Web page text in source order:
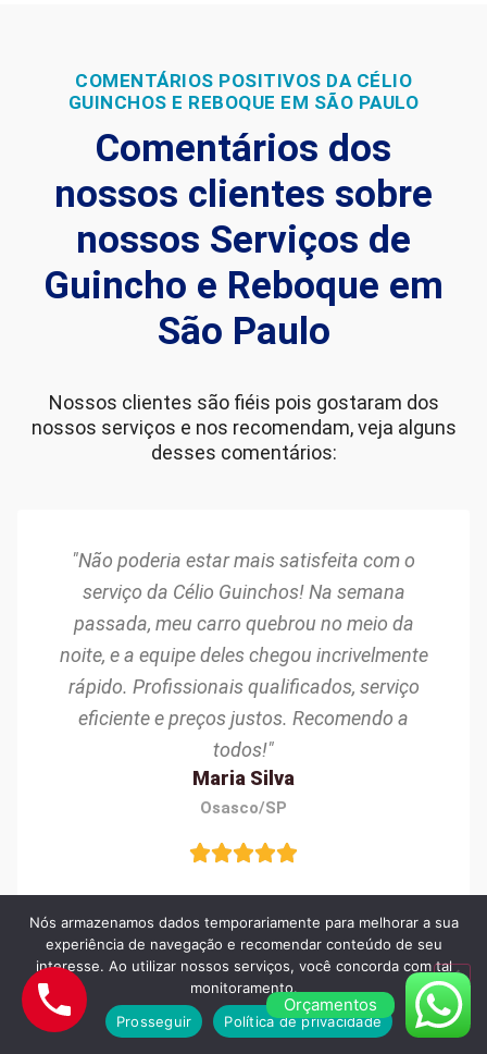
COMENTÁRIOS POSITIVOS DA CÉLIO
GUINCHOS E REBOQUE EM SÃO PAULO
Comentários dos
nossos clientes sobre
nossos Serviços de
Guincho e Reboque em
São Paulo
Nossos clientes são fiéis pois gostaram dos
nossos serviços e nos recomendam, veja alguns
desses comentários:
"Não poderia estar mais satisfeita com o
serviço da Célio Guinchos! Na semana
passada, meu carro quebrou no meio da
noite, e a equipe deles chegou incrivelmente
rápido. Profissionais qualificados, serviço
eficiente e preços justos. Recomendo a
todos!"
Maria Silva
Osasco/SP
"Excelente experiência com a Célio Guinchos!
Precisei de ajuda após um pneu furado,
Orçamentos
Nós armazenamos dados temporariamente para melhorar a sua
experiência de navegação e recomendar conteúdo de seu
interesse. Ao utilizar nossos serviços, você concorda com tal
monitoramento.
Prosseguir
Política de privacidade